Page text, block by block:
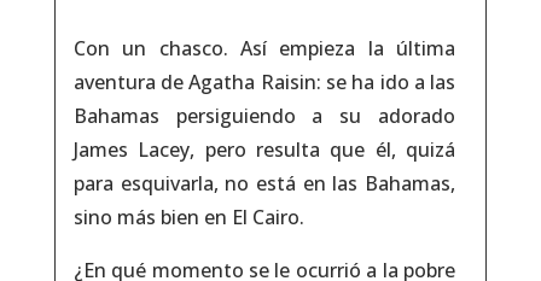
Con un chasco. Así empieza la última
aventura de Agatha Raisin: se ha ido a las
Bahamas persiguiendo a su adorado
James Lacey, pero resulta que él, quizá
para esquivarla, no está en las Bahamas,
sino más bien en El Cairo.
¿En qué momento se le ocurrió a la pobre